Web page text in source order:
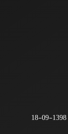
1398-09-18